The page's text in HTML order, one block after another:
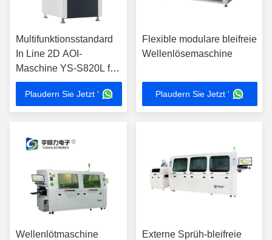
Multifunktionsstandard
In Line 2D AOI-
Maschine YS-S820L für
SMT-Produktion
Plaudern Sie Jetzt '
Flexible modulare bleifreie
Wellenlösemaschine
Plaudern Sie Jetzt '
Wellenlötmaschine
Externe Sprüh-bleifreie